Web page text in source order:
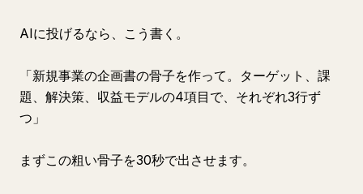
AIに投げるなら、こう書く。
「新規事業の企画書の骨子を作って。ターゲット、課
題、解決策、収益モデルの4項目で、それぞれ3行ず
つ」
まずこの粗い骨子を30秒で出させます。